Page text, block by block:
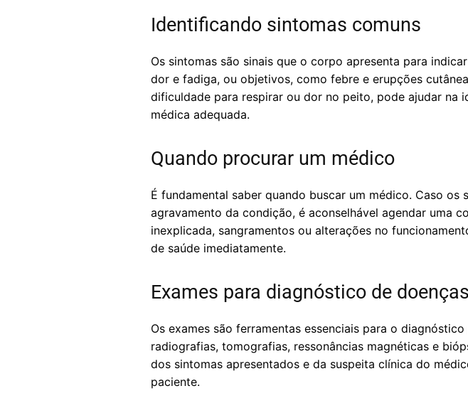
Identificando sintomas comuns
Os sintomas são sinais que o corpo apresenta para
dor e fadiga, ou objetivos, como febre e erupções
dificuldade para respirar ou dor no peito, pode ajudar na
médica adequada.
Quando procurar um médico
É fundamental saber quando buscar um médico. Caso
agravamento da condição, é aconselhável agendar uma
inexplicada, sangramentos ou alterações no
de saúde imediatamente.
Exames para diagnóstico de doenças
Os exames são ferramentas essenciais para o
radiografias, tomografias, ressonâncias magnéticas e
dos sintomas apresentados e da suspeita clínica do
paciente.